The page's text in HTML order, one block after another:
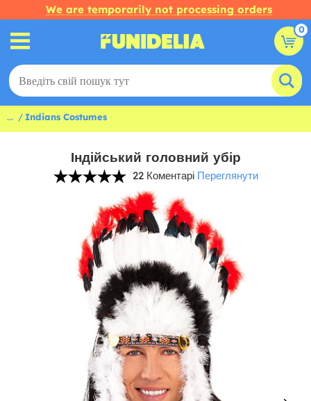
We are temporarily not processing orders
0
... Indians Costumes
Індійський головний убір
22 Коментарі Переглянути